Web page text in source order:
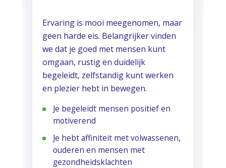
Ervaring is mooi meegenomen, maar
geen harde eis. Belangrijker vinden
we dat je goed met mensen kunt
omgaan, rustig en duidelijk
begeleidt, zelfstandig kunt werken
en plezier hebt in bewegen.
Je begeleidt mensen positief en
motiverend
Je hebt affiniteit met volwassenen,
ouderen en mensen met
gezondheidsklachten